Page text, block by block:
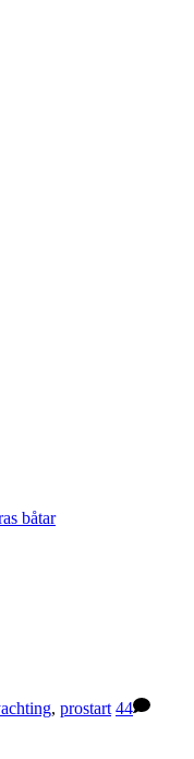
båtar
, prostart 44